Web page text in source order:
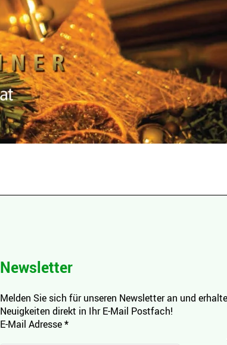
Newsletter
Melden Sie sich für unseren Newsletter an und
Neuigkeiten direkt in Ihr E-Mail Postfach!
E-Mail Adresse*